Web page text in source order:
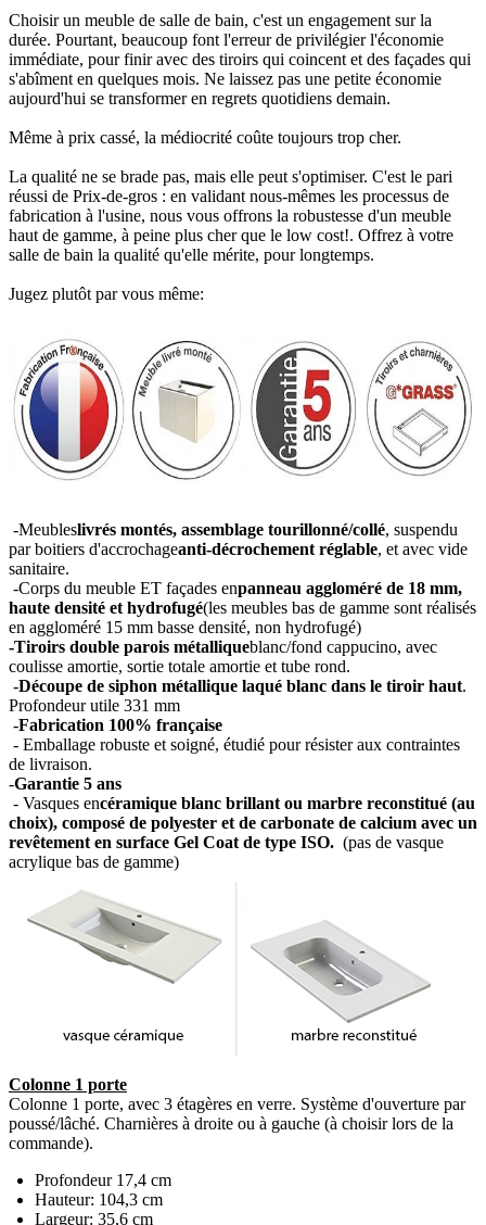
Choisir un meuble de salle de bain, c'est un engagement sur la
durée. Pourtant, beaucoup font l'erreur de privilégier l'économie
immédiate, pour finir avec des tiroirs qui coincent et des façades qui
s'abîment en quelques mois. Ne laissez pas une petite économie
aujourd'hui se transformer en regrets quotidiens demain.
Même à prix cassé, la médiocrité coûte toujours trop cher.
La qualité ne se brade pas, mais elle peut s'optimiser. C'est le pari
réussi de Prix-de-gros : en validant nous-mêmes les processus de
fabrication à l'usine, nous vous offrons la robustesse d'un meuble
haut de gamme, à peine plus cher que le low cost!. Offrez à votre
salle de bain la qualité qu'elle mérite, pour longtemps.
Jugez plutôt par vous même:
-Meubleslivrés montés, assemblage tourillonné/collé, suspendu
par boitiers d'accrochageanti-décrochement réglable, et avec vide
sanitaire.
-Corps du meuble ET façades enpanneau aggloméré de 18 mm,
haute densité et hydrofugé(les meubles bas de gamme sont réalisés
en aggloméré 15 mm basse densité, non hydrofugé)
-Tiroirs double parois métalliqueblanc/fond cappucino, avec
coulisse amortie, sortie totale amortie et tube rond.
-Découpe de siphon métallique laqué blanc dans le tiroir haut.
Profondeur utile 331 mm
-Fabrication 100% française
- Emballage robuste et soigné, étudié pour résister aux contraintes
de livraison.
-Garantie 5 ans
- Vasques encéramique blanc brillant ou marbre reconstitué (au
choix), composé de polyester et de carbonate de calcium avec un
revêtement en surface Gel Coat de type ISO. (pas de vasque
acrylique bas de gamme)
Colonne 1 porte
Colonne 1 porte, avec 3 étagères en verre. Système d'ouverture par
poussé/lâché. Charnières à droite ou à gauche (à choisir lors de la
commande).
Profondeur 17,4 cm
Hauteur: 104,3 cm
Largeur: 35,6 cm